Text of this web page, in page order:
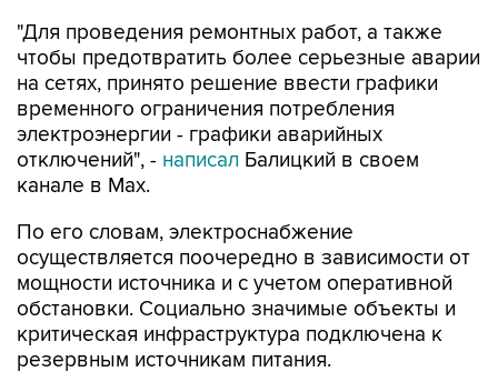
"Для проведения ремонтных работ, а также
чтобы предотвратить более серьезные аварии
на сетях, принято решение ввести графики
временного ограничения потребления
электроэнергии - графики аварийных
отключений", - написал Балицкий в своем
канале в Max.
По его словам, электроснабжение
осуществляется поочередно в зависимости от
мощности источника и с учетом оперативной
обстановки. Социально значимые объекты и
критическая инфраструктура подключена к
резервным источникам питания.